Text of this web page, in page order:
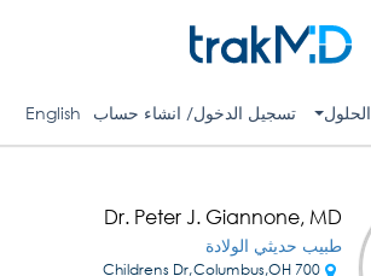
الحلول تسجيل الدخول/ انشاء حساب English
Dr. Peter J. Giannone, MD
طبيب حديثي الولادة